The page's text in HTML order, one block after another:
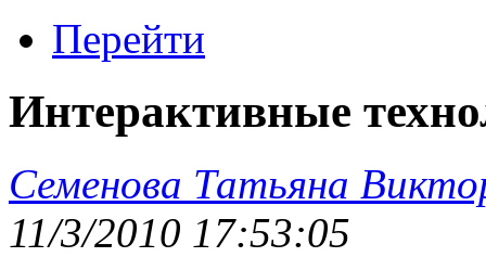
Перейти
Интерактивные
Семенова Татьяна
11/3/2010 17:53:05